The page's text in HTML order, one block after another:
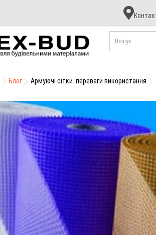
Контакт
Апекс-
Буд
Блог Армуючі сітки. переваги використання